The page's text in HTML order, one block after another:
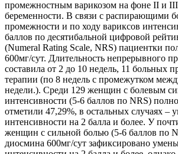
промежностным варикозом на фоне II и III
беременности. В связи с распирающими
промежности и по ходу вариксов
баллов по десятибальной цифровой
(Numeral Rating Scale, NRS) пациентки
600мг/сут. Длительность непрерывного
составила от 2 до 10 недель, 11 больных
терапии (по 8 недель с промежутком
недели.). Среди 129 женщин с болевым
интенсивности (5-6 баллов по NRS)
отметили 47,29%, в остальных случаях –
интенсивности на 2 балла и более. У
женщин с сильной болью (5-6 баллов по
диосмина 600мг/сут зафиксировано